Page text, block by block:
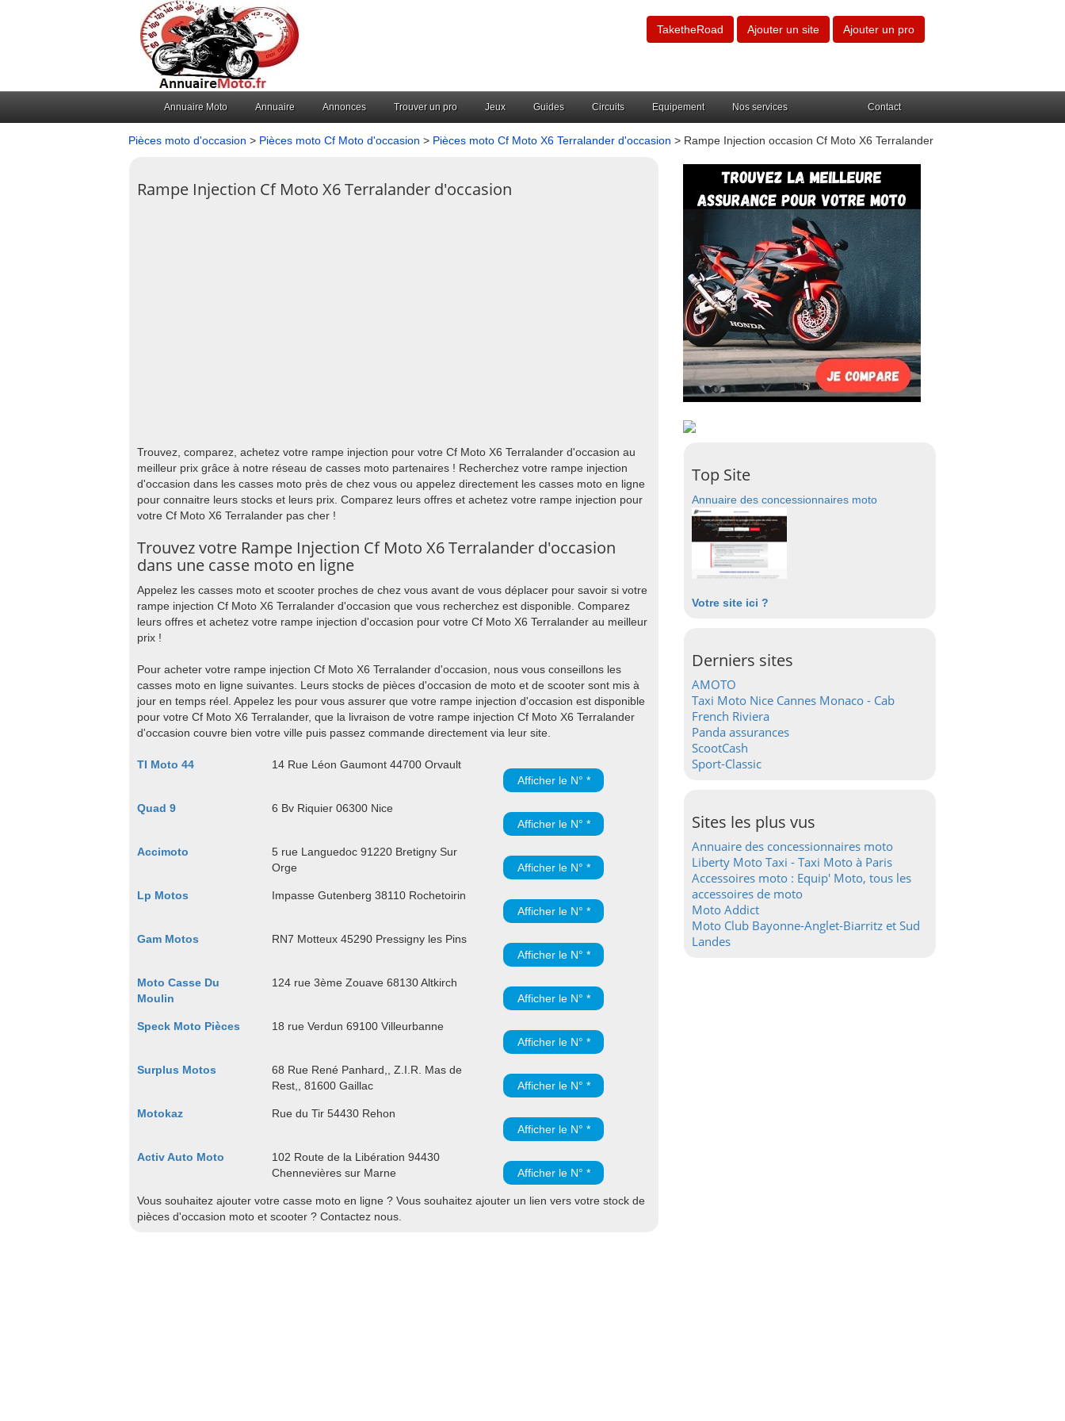
TaketheRoad Ajouter un site Ajouter un pro
Annuaire Moto Annuaire Annonces Trouver un pro Jeux Guides Circuits Equipement Nos services Contact
Pièces moto d'occasion > Pièces moto Cf Moto d'occasion > Pièces moto Cf Moto X6 Terralander d'occasion > Rampe Injection occasion Cf Moto X6 Terralander
Rampe Injection Cf Moto X6 Terralander d'occasion
Trouvez, comparez, achetez votre rampe injection pour votre Cf Moto X6 Terralander d'occasion au
meilleur prix grâce à notre réseau de casses moto partenaires ! Recherchez votre rampe injection
d'occasion dans les casses moto près de chez vous ou appelez directement les casses moto en ligne
pour connaitre leurs stocks et leurs prix. Comparez leurs offres et achetez votre rampe injection pour
votre Cf Moto X6 Terralander pas cher !
Trouvez votre Rampe Injection Cf Moto X6 Terralander d'occasion
dans une casse moto en ligne
Appelez les casses moto et scooter proches de chez vous avant de vous déplacer pour savoir si votre
rampe injection Cf Moto X6 Terralander d'occasion que vous recherchez est disponible. Comparez
leurs offres et achetez votre rampe injection d'occasion pour votre Cf Moto X6 Terralander au meilleur
prix !
Pour acheter votre rampe injection Cf Moto X6 Terralander d'occasion, nous vous conseillons les
casses moto en ligne suivantes. Leurs stocks de pièces d'occasion de moto et de scooter sont mis à
jour en temps réel. Appelez les pour vous assurer que votre rampe injection d'occasion est disponible
pour votre Cf Moto X6 Terralander, que la livraison de votre rampe injection Cf Moto X6 Terralander
d'occasion couvre bien votre ville puis passez commande directement via leur site.
TI Moto 44
14 Rue Léon Gaumont 44700 Orvault
Afficher le N° *
Quad 9
6 Bv Riquier 06300 Nice
Afficher le N° *
Accimoto
5 rue Languedoc 91220 Bretigny Sur
Orge
Afficher le N° *
Lp Motos
Impasse Gutenberg 38110 Rochetoirin
Afficher le N° *
Gam Motos
RN7 Motteux 45290 Pressigny les Pins
Afficher le N° *
Moto Casse Du
Moulin
124 rue 3ème Zouave 68130 Altkirch
Afficher le N° *
Speck Moto Pièces
18 rue Verdun 69100 Villeurbanne
Afficher le N° *
Surplus Motos
68 Rue René Panhard,, Z.I.R. Mas de
Rest,, 81600 Gaillac
Afficher le N° *
Motokaz
Rue du Tir 54430 Rehon
Afficher le N° *
Activ Auto Moto
102 Route de la Libération 94430
Chennevières sur Marne
Afficher le N° *
Vous souhaitez ajouter votre casse moto en ligne ? Vous souhaitez ajouter un lien vers votre stock de
pièces d'occasion moto et scooter ? Contactez nous.
Top Site
Annuaire des concessionnaires moto
Votre site ici ?
Derniers sites
AMOTO
Taxi Moto Nice Cannes Monaco - Cab
French Riviera
Panda assurances
ScootCash
Sport-Classic
Sites les plus vus
Annuaire des concessionnaires moto
Liberty Moto Taxi - Taxi Moto à Paris
Accessoires moto : Equip' Moto, tous les
accessoires de moto
Moto Addict
Moto Club Bayonne-Anglet-Biarritz et Sud
Landes